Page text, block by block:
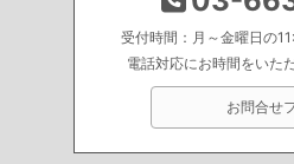
受付時間：月～金曜日の
電話対応にお時間をいた
お問合せ